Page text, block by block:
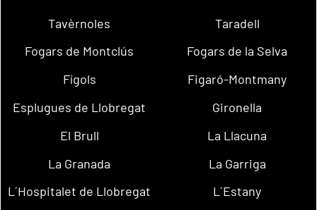
Tavèrnoles
Taradell
Fogars de Montclús
Fogars de la Selva
Fígols
Figaró-Montmany
Esplugues de Llobregat
Gironella
El Brull
La Llacuna
La Granada
La Garriga
L´Hospitalet de Llobregat
L´Estany